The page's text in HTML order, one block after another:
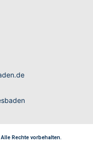
Alle Rechte vorbehalten.